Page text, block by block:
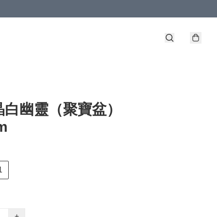
幽靈（聚寶盆）